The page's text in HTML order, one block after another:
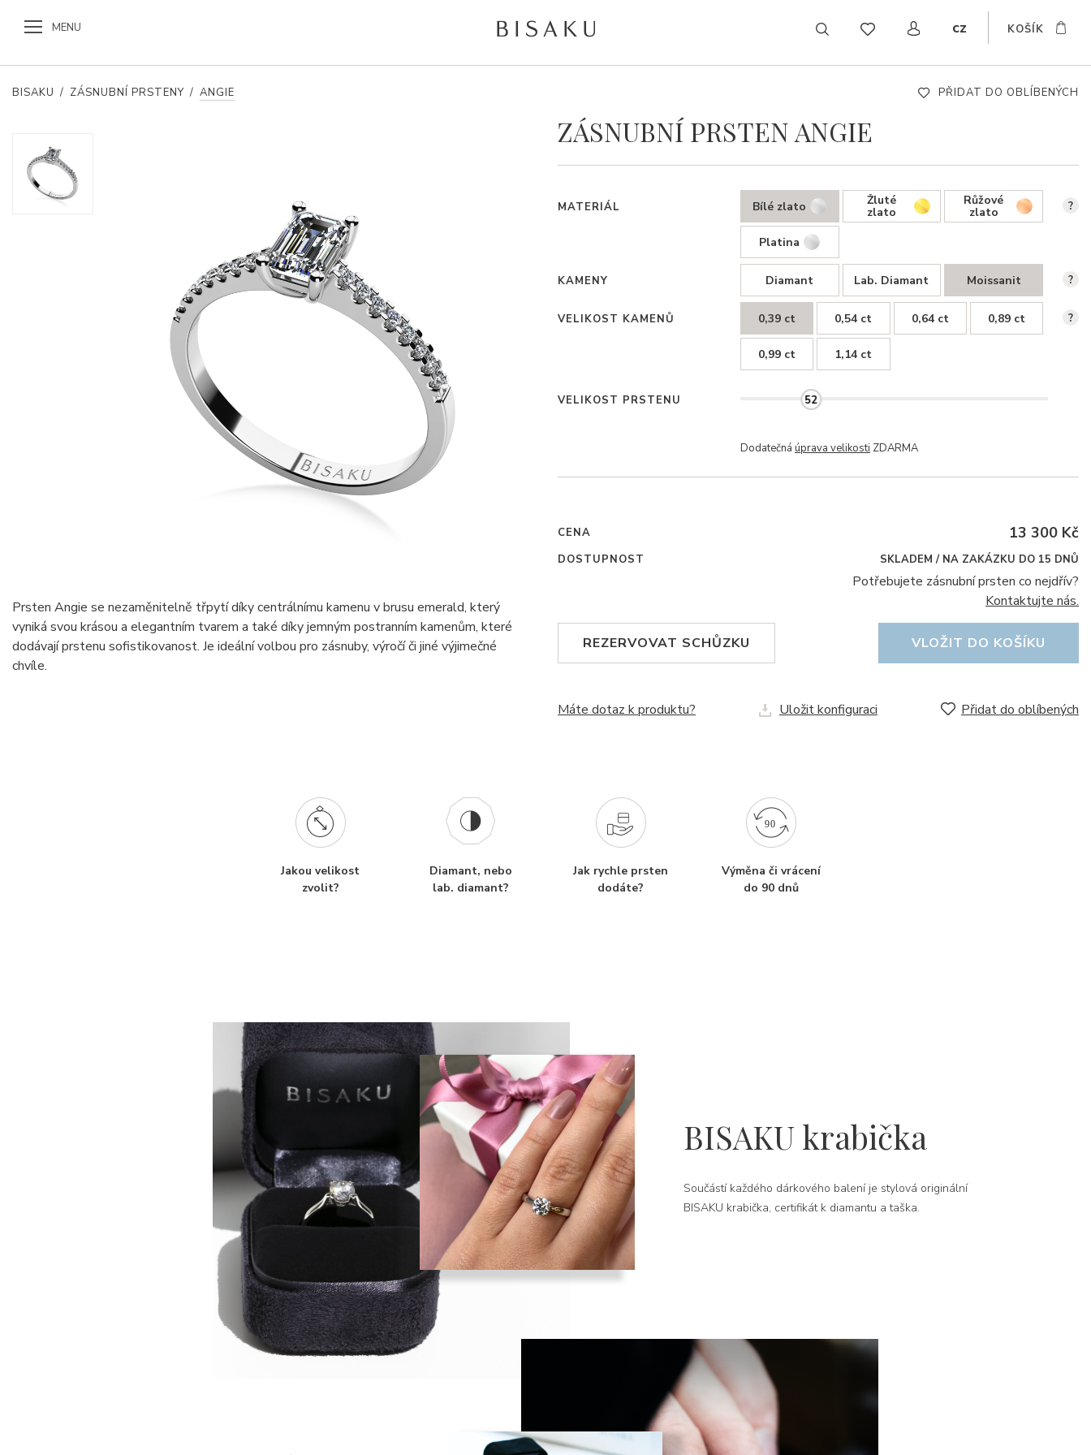
MENU cz
EN DE SK
KOŠÍK
BISAKU / ZÁSNUBNÍ PRSTENY / ANGIE PŘIDAT DO OBLÍBENÝCH
Prsten Angie se nezaměnitelně třpytí díky centrálnímu kamenu v brusu emerald, který
vyniká svou krásou a elegantním tvarem a také díky jemným postranním kamenům, které
dodávají prstenu sofistikovanost. Je ideální volbou pro zásnuby, výročí či jiné výjimečné
chvíle.
ZÁSNUBNÍ PRSTEN ANGIE
MATERIÁL Bílé zlato Žluté
zlato
Růžové
zlato
Platina
?
KAMENY Diamant Lab. Diamant Moissanit ?
VELIKOST KAMENŮ 0,39 ct 0,54 ct 0,64 ct 0,89 ct
0,99 ct 1,14 ct
?
VELIKOST PRSTENU 52
Dodatečná úprava velikosti ZDARMA
CENA 13 300 Kč
DOSTUPNOST SKLADEM / NA ZAKÁZKU DO 15 DNŮ
Potřebujete zásnubní prsten co nejdřív?
Kontaktujte nás.
REZERVOVAT SCHŮZKU VLOŽIT DO KOŠÍKU
Máte dotaz k produktu? Uložit konfiguraci Přidat do oblíbených
Jakou velikost
zvolit?
Diamant, nebo
lab. diamant?
Jak rychle prsten
dodáte?
Výměna či vrácení
do 90 dnů
BISAKU krabička
Součástí každého dárkového balení je stylová originální
BISAKU krabička, certifikát k diamantu a taška.